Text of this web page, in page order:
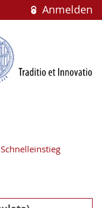
Anmelden
Schnelleinstieg